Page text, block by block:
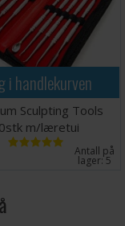
i handlekurven
Sculpting Tools
m/læretui
Antall på
lager:5